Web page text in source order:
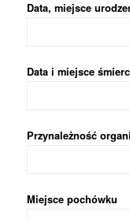
Data, miejsce
Data i miejsce
Przynależność
Miejsce pochówku